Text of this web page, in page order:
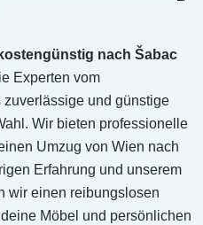
nach Šabac
Experten vom
und günstige
Wir bieten professionelle
Umzug von Wien nach
Erfahrung und unserem
wir einen reibungslosen
Möbel und persönlichen